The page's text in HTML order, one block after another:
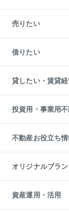
新築・分譲マンショ
中古マンションの購入
一戸建ての購入
中古一戸建ての購入
不動産購入の流れ
注目キーワード物件
購入ガイド
English 繁体中文
売りたい
一戸建ての売却・査定
土地の売却・査定
スピードAI査定
不動産査定について
不動産売却の流れ
不動産買換えの流れ
売却ガイド
借りたい
オフィス・店舗の賃
借りるときの流れ
借りるガイド
貸したい・賃貸
マンション賃料デー
賃貸管理プラン
リロケーションにつ
貸すガイド
投資用・事業用
事業用不動産
マンション投資
投資用マンション
アパート経営
収益物件
ビル購入（ビル一棟）
投資用不動産の売却
事業用不動産の売却
不動産お役立ち情
マンションライブラ
人気マンションラン
暮らしに役立つ不動
不動産相場・不動産
オリジナルブラン
一棟リノベーション
L`GENTE（ルジェン
区分リノベーション
資産運用・活用